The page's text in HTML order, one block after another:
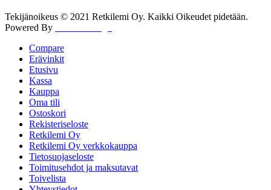
Tekijänoikeus © 2021 Retkilemi Oy. Kaikki Oikeudet pidetään.
Powered By
Compare
Erävinkit
Etusivu
Kassa
Kauppa
Oma tili
Ostoskori
Rekisteriseloste
Retkilemi Oy
Retkilemi Oy verkkokauppa
Tietosuojaseloste
Toimitusehdot ja maksutavat
Toivelista